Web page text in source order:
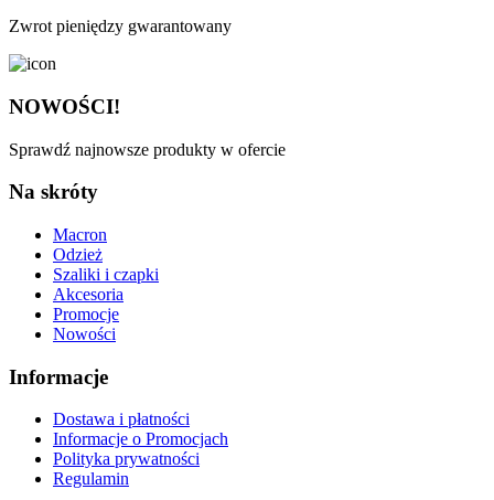
Zwrot pieniędzy gwarantowany
NOWOŚCI!
Sprawdź najnowsze produkty w ofercie
Na skróty
Macron
Odzież
Szaliki i czapki
Akcesoria
Promocje
Nowości
Informacje
Dostawa i płatności
Informacje o Promocjach
Polityka prywatności
Regulamin